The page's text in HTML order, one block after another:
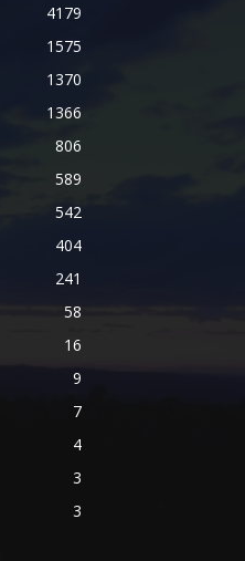
4179
1575
1370
1366
806
589
542
404
241
58
16
9
7
4
3
3